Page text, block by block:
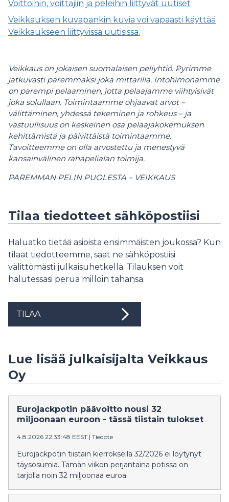
Voittoihin, voittajiin ja peleihin liittyvät uutiset
Veikkauksen kuvapankin kuvia voi vapaasti käyttää
Veikkaukseen liittyvissä uutisissa.
Veikkaus on jokaisen suomalaisen peliyhtiö. Pyrimme
jatkuvasti paremmaksi joka mittarilla. Intohimonamme
on parempi pelaaminen, jotta pelaajamme viihtyisivät
joka solullaan. Toimintaamme ohjaavat arvot –
välittäminen, yhdessä tekeminen ja rohkeus – ja
vastuullisuus on keskeinen osa pelaajakokemuksen
kehittämistä ja päivittäistä toimintaamme.
Tavoitteemme on olla arvostettu ja menestyvä
kansainvälinen rahapelialan toimija.
PAREMMAN PELIN PUOLESTA – VEIKKAUS
Tilaa tiedotteet sähköpostiisi
Haluatko tietää asioista ensimmäisten joukossa? Kun
tilaat tiedotteemme, saat ne sähköpostiisi
välittömästi julkaisuhetkellä. Tilauksen voit
halutessasi perua milloin tahansa.
TILAA
Lue lisää julkaisijalta Veikkaus
Oy
Eurojackpotin päävoitto nousi 32
miljoonaan euroon - tässä tiistain tulokset
4.8.2026 22:33:48 EEST | Tiedote
Eurojackpotin tiistain kierroksella 32/2026 ei löytynyt
täysosumia. Tämän viikon perjantaina potissa on
tarjolla noin 32 miljoonaa euroa.